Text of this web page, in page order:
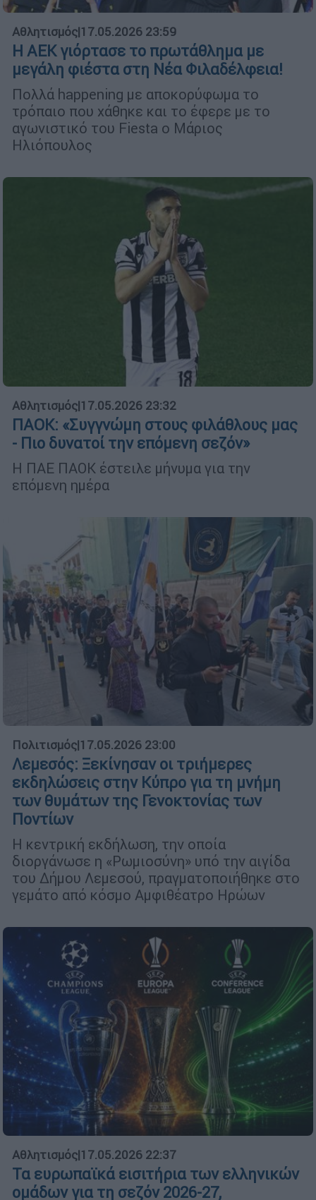
Αθλητισμός|17.05.2026 23:59
Η ΑΕΚ γιόρτασε το πρωτάθλημα με
μεγάλη φιέστα στη Νέα Φιλαδέλφεια!
Πολλά happening με αποκορύφωμα το
τρόπαιο που χάθηκε και το έφερε με το
αγωνιστικό του Fiesta ο Μάριος
Ηλιόπουλος
Αθλητισμός|17.05.2026 23:32
ΠΑΟΚ: «Συγγνώμη στους φιλάθλους μας
- Πιο δυνατοί την επόμενη σεζόν»
Η ΠΑΕ ΠΑΟΚ έστειλε μήνυμα για την
επόμενη ημέρα
Πολιτισμός|17.05.2026 23:00
Λεμεσός: Ξεκίνησαν οι τριήμερες
εκδηλώσεις στην Κύπρο για τη μνήμη
των θυμάτων της Γενοκτονίας των
Ποντίων
Η κεντρική εκδήλωση, την οποία
διοργάνωσε η «Ρωμιοσύνη» υπό την αιγίδα
του Δήμου Λεμεσού, πραγματοποιήθηκε στο
γεμάτο από κόσμο Αμφιθέατρο Ηρώων
Αθλητισμός|17.05.2026 22:37
Τα ευρωπαϊκά εισιτήρια των ελληνικών
ομάδων για τη σεζόν 2026-27,